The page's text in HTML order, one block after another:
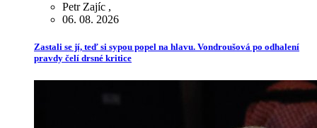
Petr Zajíc ,
06. 08. 2026
Zastali se jí, teď si sypou popel na hlavu. Vondroušová po odhalení
pravdy čelí drsné kritice